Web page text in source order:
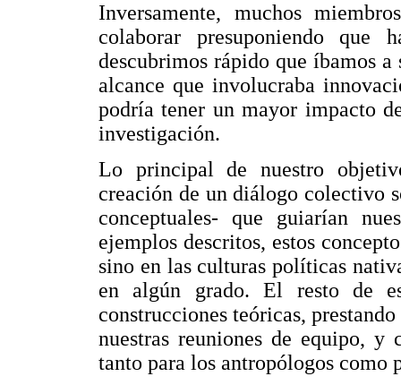
Inversamente, muchos
colaborar presuponiendo que
descubrimos rápido que íbamos
alcance que involucraba
podría tener un mayor impacto
investigación.
Lo principal de nuestro
creación de un diálogo colectivo
conceptuales- que guiarían
ejemplos descritos, estos
sino en las culturas políticas
en algún grado. El resto de
construcciones teóricas,
nuestras reuniones de equipo,
tanto para los antropólogos como